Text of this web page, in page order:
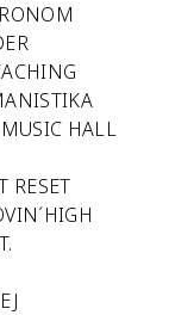
MUSIC HALL
RESET